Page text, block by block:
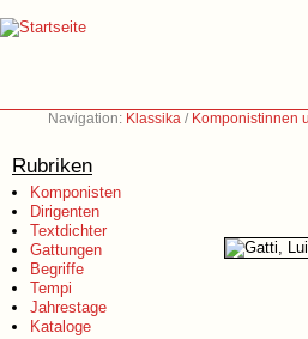
Navigation: Klassika / Komponistinnen
Rubriken
Komponisten
Dirigenten
Textdichter
Gattungen
Begriffe
Tempi
Jahrestage
Kataloge